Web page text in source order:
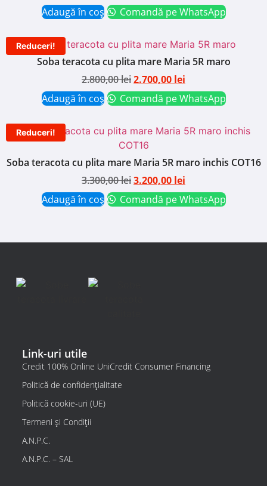
Adaugă în coș
Comandă pe WhatsApp
Reduceri!
Soba teracota cu plita mare Maria 5R maro
2.800,00lei2.700,00 lei
Adaugă în coș
Comandă pe WhatsApp
Reduceri!
Soba teracota cu plita mare Maria 5R maro inchis COT16
3.300,00lei3.200,00 lei
Adaugă în coș
Comandă pe WhatsApp
Link-uri utile
Credit 100% Online UniCredit Consumer Financing
Politică de confidențialitate
Politică cookie-uri (UE)
Termeni și Condiții
A.N.P.C.
A.N.P.C. – SAL